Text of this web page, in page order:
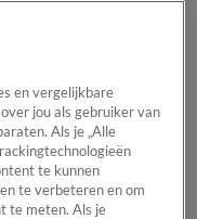
van Hart
Tip de
en vergelijkbare
jou als gebruiker van
Als je „Alle
te kunnen
te verbeteren en om
te meten. Als je